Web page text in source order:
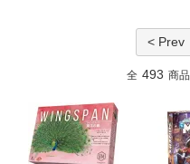
< Prev
全 493 商品